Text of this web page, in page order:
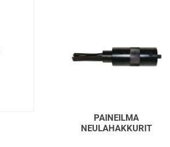
PAINEILMA
NEULAHAKKURIT